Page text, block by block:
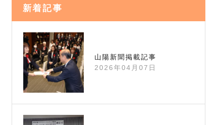
新着記事
山陽新聞掲載記事
2026年04月07日